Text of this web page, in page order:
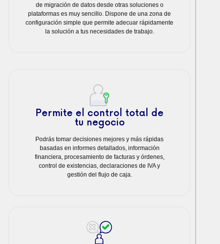
de migración de datos desde otras soluciones o
plataformas es muy sencillo. Dispone de una zona de
configuración simple que permite adecuar rápidamente
la solución a tus necesidades de trabajo.
Permite el control total de
tu negocio
Podrás tomar decisiones mejores y más rápidas
basadas en informes detallados, información
financiera, procesamiento de facturas y órdenes,
control de existencias, declaraciones de IVA y
gestión del flujo de caja.